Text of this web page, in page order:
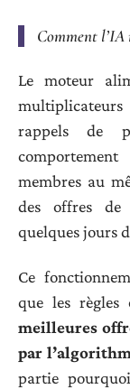
Comment
Le moteur
rappels de
membres au
des offres de
quelques jours
Ce
que les règles
meilleures
par
partie